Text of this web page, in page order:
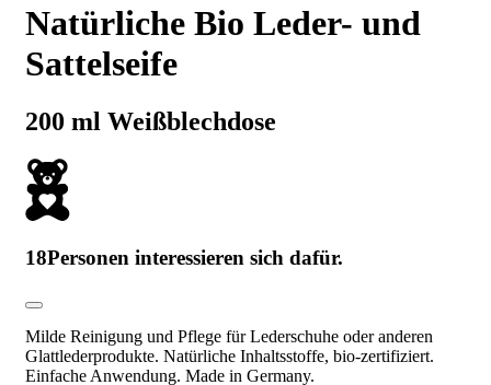
Natürliche Bio Leder- und
Sattelseife
200 ml Weißblechdose
18Personen interessieren sich dafür.
Milde Reinigung und Pflege für Lederschuhe oder anderen
Glattlederprodukte. Natürliche Inhaltsstoffe, bio-zertifiziert.
Einfache Anwendung. Made in Germany.